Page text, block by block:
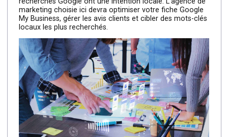
peut considérablement booster votre visibilité, car de
plus en plus de consommateurs font confiance à leurs
recommandations.
Dans ce cas, l’agence devra identifier les influenceurs
pertinents, négocier des partenariats et suivre les
performances des campagnes, jusqu’à atteindre les
résultats attendus.
La stratégie de présence locale
Pour attirer des clients proches, une stratégie de
référencement local est indispensable, car 46 % des